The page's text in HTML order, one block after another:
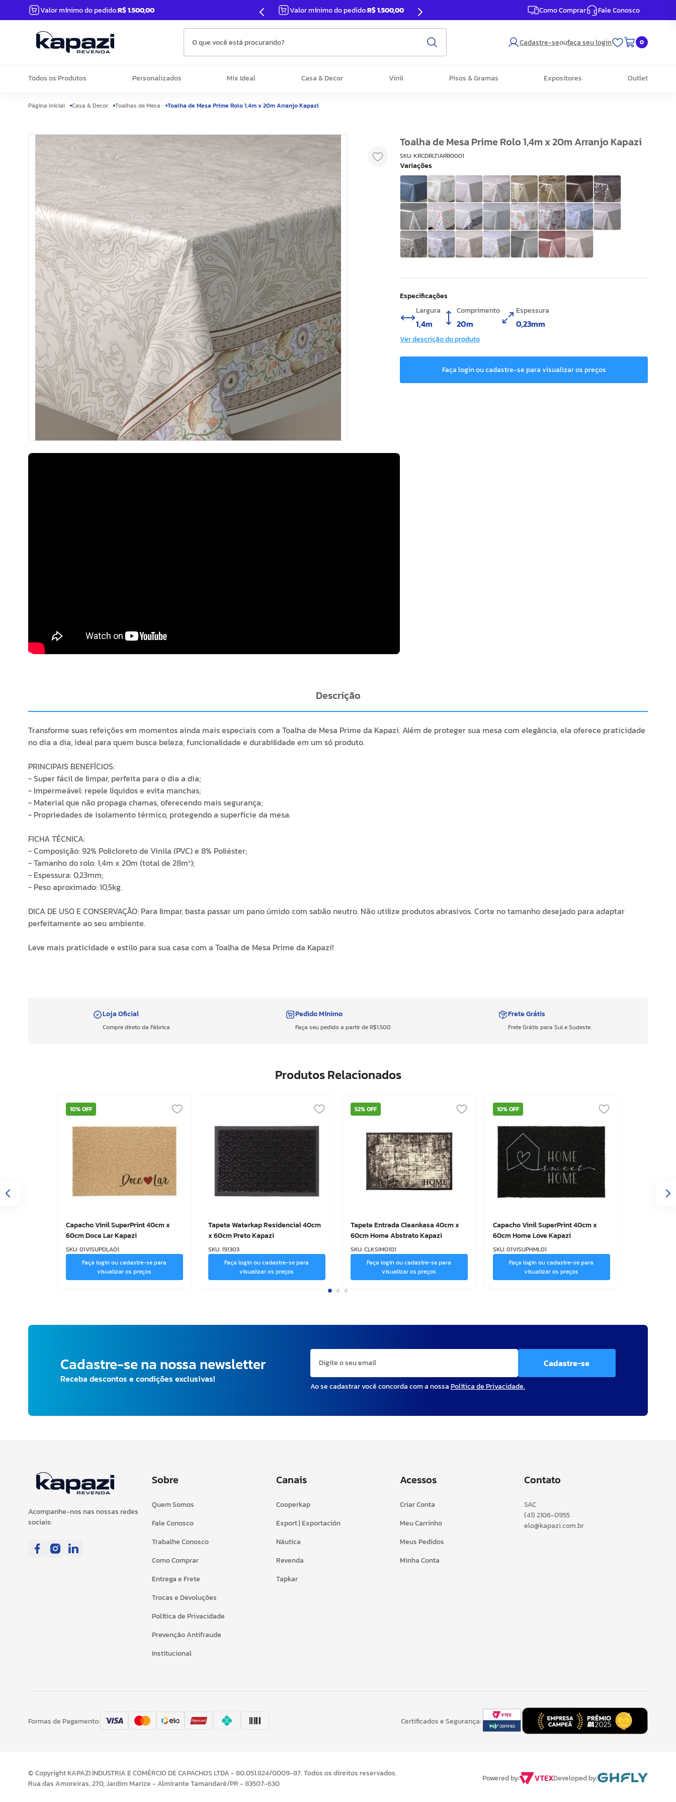
Valor mínimo do pedido:R$ 1.500,00 Valor mínimo do pedido:R$ 1.500,00 Como Comprar Fale Conosco
O que você está procurando?
Cadastre-seoufaça seu login 0
Todos os Produtos Personalizados Mix Ideal Casa & Decor Vinil Pisos & Gramas Expositores Outlet
Casa & Decor Toalhas de Mesa Toalha de Mesa Prime Rolo 1,4m x 20m Arranjo Kapazi
Toalha de Mesa Prime Rolo 1,4m x 20m Arranjo Kapazi
SKU:KRCDRLTIARR0001
Especificações
Largura
1,4m
Comprimento
20m
Espessura
0,23mm
Ver descrição do produto
Faça login ou cadastre-se para visualizar os preços
Descrição
Transforme suas refeições em momentos ainda mais especiais com a Toalha de Mesa Prime da Kapazi. Além de proteger sua mesa com elegância, ela oferece praticidade
no dia a dia, ideal para quem busca beleza, funcionalidade e durabilidade em um só produto.
PRINCIPAIS BENEFÍCIOS:
- Super fácil de limpar, perfeita para o dia a dia;
- Impermeável: repele líquidos e evita manchas;
- Material que não propaga chamas, oferecendo mais segurança;
- Propriedades de isolamento térmico, protegendo a superfície da mesa.
FICHA TÉCNICA:
- Composição: 92% Policloreto de Vinila (PVC) e 8% Poliéster;
- Tamanho do rolo: 1,4m x 20m (total de 28m²);
- Espessura: 0,23mm;
- Peso aproximado: 10,5kg.
DICA DE USO E CONSERVAÇÃO: Para limpar, basta passar um pano úmido com sabão neutro. Não utilize produtos abrasivos. Corte no tamanho desejado para adaptar
perfeitamente ao seu ambiente.
Leve mais praticidade e estilo para sua casa com a Toalha de Mesa Prime da Kapazi!
Loja Oficial
Compre direto da Fábrica
Pedido Mínimo
Faça seu pedido a partir de R$1.500
Frete Grátis
Frete Grátis para Sul e Sudeste.
Produtos Relacionados
10%OFF
Capacho Vinil SuperPrint 40cm x
60cm Doce Lar Kapazi
SKU:01VISUPDLA01
Faça login ou cadastre-se para
visualizar os preços
Tapete Waterkap Residencial 40cm
x 60cm Preto Kapazi
SKU:191303
Faça login ou cadastre-se para
visualizar os preços
52%OFF
Tapete Entrada Cleankasa 40cm x
60cm Home Abstrato Kapazi
SKU:CLKSIM0101
Faça login ou cadastre-se para
visualizar os preços
10%OFF
Capacho Vinil SuperPrint 40cm x
60cm Home Love Kapazi
SKU:01VISUPHML01
Faça login ou cadastre-se para
visualizar os preços
Cadastre-se na nossa newsletter
Receba descontos e condições exclusivas!
Cadastre-se
Ao se cadastrar você concorda com a nossaPolítica de Privacidade.
Acompanhe-nos nas nossas redes
sociais:
Sobre
Quem Somos
Fale Conosco
Trabalhe Conosco
Como Comprar
Entrega e Frete
Trocas e Devoluções
Política de Privacidade
Prevenção Antifraude
Institucional
Canais
Cooperkap
Export | Exportación
Náutica
Revenda
Tapkar
Acessos
Criar Conta
Meu Carrinho
Meus Pedidos
Minha Conta
Contato
SAC
(41) 2106-0955
elo@kapazi.com.br
Formas de Pagamento: Certificados e Segurança:
© Copyright KAPAZI INDUSTRIA E COMÉRCIO DE CAPACHOS LTDA - 80.051.824/0009-87. Todos os direitos reservados.
Rua das Amoreiras, 270, Jardim Marize - Almirante Tamandaré/PR - 83507-630
Powered by: Developed by: